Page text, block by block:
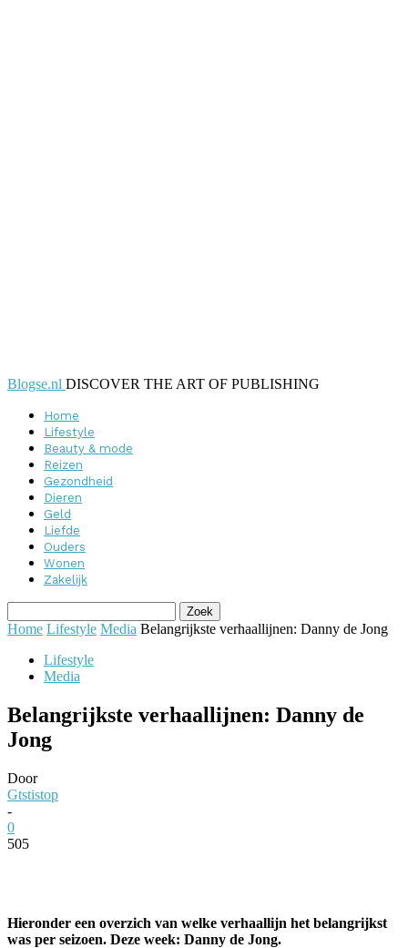
Blogse.nl DISCOVER THE ART OF PUBLISHING
Home
Lifestyle
Beauty & mode
Reizen
Gezondheid
Dieren
Geld
Liefde
Ouders
Wonen
Zakelijk
Home Lifestyle Media Belangrijkste verhaallijnen: Danny de Jong
Lifestyle
Media
Belangrijkste verhaallijnen: Danny de
Jong
Door
Gtstistop
-
0
505
Hieronder een overzich van welke verhaallijn het belangrijkst
was per seizoen. Deze week: Danny de Jong.